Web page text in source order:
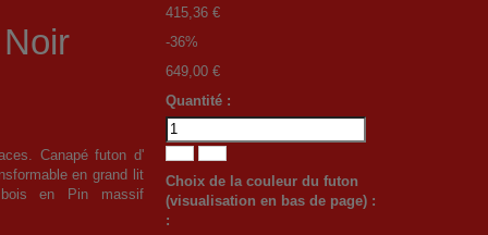
Canapé futon d'
en grand lit
en Pin massif
415,36 €
-36%
649,00 €
Quantité :
Choix de la couleur du futon
(visualisation en bas de page) :
: